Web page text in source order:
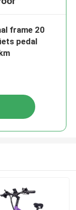
frame 20
pedal